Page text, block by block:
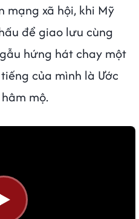
mạng xã hội, khi Mỹ
để giao lưu cùng
hứng hát chay một
của mình là Ước
mộ.